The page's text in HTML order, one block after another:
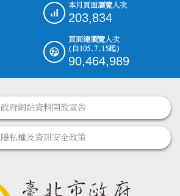
本月頁面瀏覽人次
203,834
頁面總瀏覽人次
(自105.7.15起)
90,464,989
政府網站資料開放宣告
隱私權及資訊安全政策